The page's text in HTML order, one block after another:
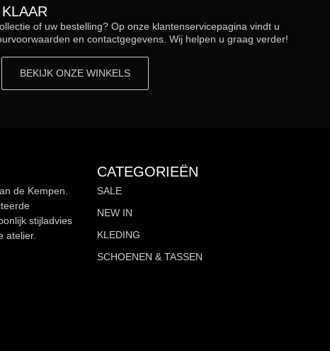
of uw bestelling? Op onze klantenservicepagina vindt u
en contactgegevens. Wij helpen u graag verder!
BEKIJK ONZE WINKELS
de Kempen.
stijladvies
atelier.
CATEGORIEËN
SALE
NEW IN
KLEDING
SCHOENEN & TASSEN